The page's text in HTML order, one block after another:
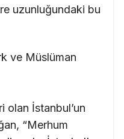
uzunluğundaki bu
ve Müslüman
olan İstanbul’un
“Merhum